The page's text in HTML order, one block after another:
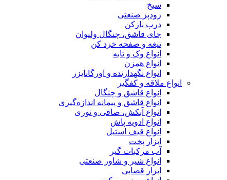
سیخ
زودپز صنعتی
درب بازکن
جای قاشق، چنگال ولیوان
تیغه و صفحه خرد کن
انواع وک و تابه
انواع همزن
انواع نگهدارنده و اورگانایزر
انواع ملاقه و کفگیر
انواع قاشق و چنگال
انواع قاشق و پیمانه اندازه‌گیری
انواع آبکش، صافی و توری
انواع ادویه پاش
انواع قیف استیل
ابزار پخت
آب مرکبات گیر
انواع شیر و شاور صنعتی
ابزار قصابی